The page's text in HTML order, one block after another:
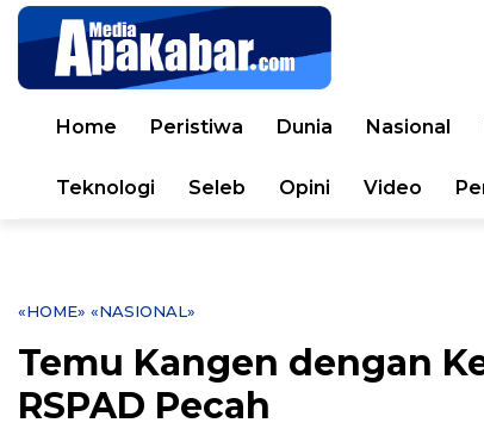
Home Peristiwa Dunia Nasional
Teknologi Seleb Opini Video
«HOME» «NASIONAL»
Temu Kangen dengan
RSPAD Pecah